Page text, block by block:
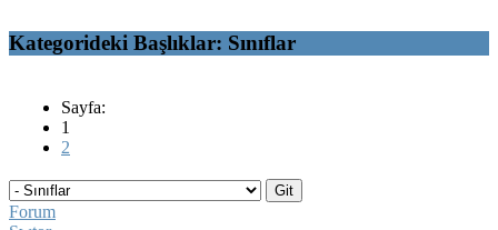
Kategorideki Başlıklar: Sınıflar
Sayfa:
1
2
Forum